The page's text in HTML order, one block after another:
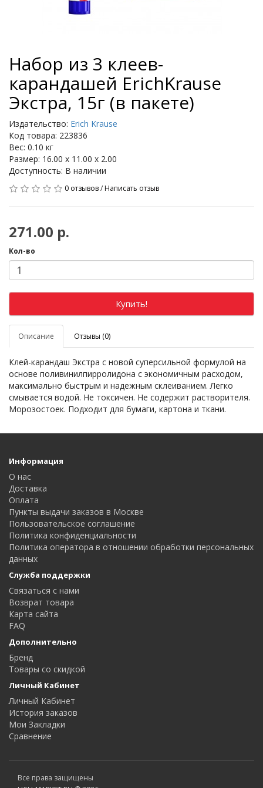
Набор из 3 клеев-
карандашей ErichKrause
Экстра, 15г (в пакете)
Издательство: Erich Krause
Код товара: 223836
Вес: 0.10 кг
Размер: 16.00 x 11.00 x 2.00
Доступность: В наличии
0 отзывов/Написать отзыв
271.00 р.
Кол-во
Купить!
Описание Отзывы (0)
Клей-карандаш Экстра c новой суперсильной формулой на
основе поливинилпирролидона с экономичным расходом,
максимально быстрым и надежным склеиванием. Легко
смывается водой. Не токсичен. Не содержит растворителя.
Морозостоек. Подходит для бумаги, картона и ткани.
Информация
О нас
Доставка
Оплата
Пункты выдачи заказов в Москве
Пользовательское соглашение
Политика конфиденциальности
Политика оператора в отношении обработки персональных
данных
Служба поддержки
Связаться с нами
Возврат товара
Карта сайта
FAQ
Дополнительно
Бренд
Товары со скидкой
Личный Кабинет
Личный Кабинет
История заказов
Мои Закладки
Сравнение
Все права защищены